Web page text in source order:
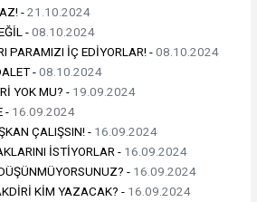
-21.10.2024
-08.10.2024
PARAMIZI İÇ EDİYORLAR! -08.10.2024
-08.10.2024
YOK MU? - 19.09.2024
- 16.09.2024
ÇALIŞSIN! - 16.09.2024
İSTİYORLAR - 16.09.2024
- 16.09.2024
KİM YAZACAK? - 16.09.2024